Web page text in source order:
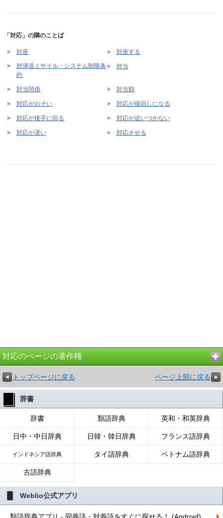
「対応」の隣のことば
対座
対座する
対弾道ミサイル・システム制限条
約
対当
対当関係 対当額
対応がおそい 対応が後回しになる
対応が後手に回る 対応が追いつかない
対応が遅い 対応させる
対応のページの著作権
トップページに戻る ページ上部に戻る
辞書
辞書 類語辞典 英和・和英辞典
日中・中日辞典 日韓・韓日辞典 フランス語辞典
インドネシア語辞典 タイ語辞典 ベトナム語辞典
古語辞典
Weblio公式アプリ
類語辞典アプリ - 同義語・対義語をすぐに探せる！ (Android)